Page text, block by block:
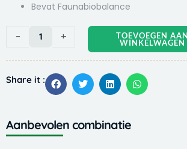
Bevat Faunabiobalance
-
Anseres
opfokkorrel
4kg
eendenvoer
+ TOEVOEGEN AAN
WINKELWAGEN
Share it :
Aanbevolen combinatie